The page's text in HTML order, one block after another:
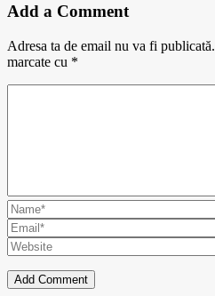
Add a Comment
Adresa ta de email nu va fi publicată.
marcate cu *